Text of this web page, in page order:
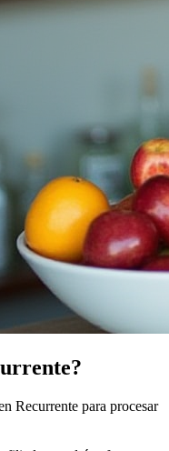
Recurrente para procesar